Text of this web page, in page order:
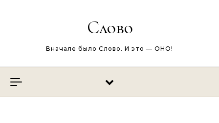
Слово
Вначале было Слово. И это — ОНО!